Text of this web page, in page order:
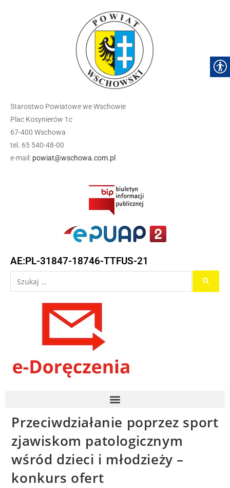
Starostwo Powiatowe we Wschowie
Plac Kosynierów 1c
67-400 Wschowa
tel. 65 540-48-00
e-mail: powiat@wschowa.com.pl
AE:PL-31847-18746-TTFUS-21
Przeciwdziałanie poprzez sport
zjawiskom patologicznym
wśród dzieci i młodzieży –
konkurs ofert